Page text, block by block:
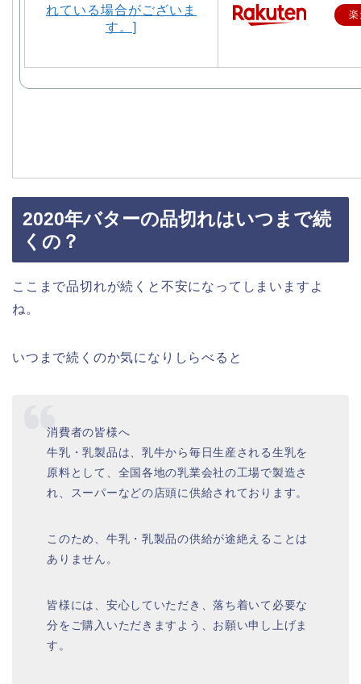
2020年バターの品切れはいつまで続
くの？
ここまで品切れが続くと不安になってしまいますよ
ね。
いつまで続くのか気になりしらべると
消費者の皆様へ
牛乳・乳製品は、乳牛から毎日生産される生乳を
原料として、全国各地の乳業会社の工場で製造さ
れ、スーパーなどの店頭に供給されております。
このため、牛乳・乳製品の供給が途絶えることは
ありません。
皆様には、安心していただき、落ち着いて必要な
分をご購入いただきますよう、お願い申し上げま
す。